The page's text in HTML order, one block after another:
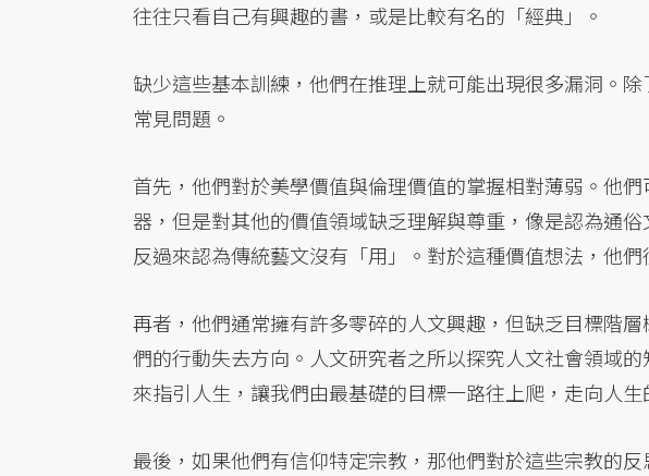
往往只看自己有興趣的書，或是比較有名的「經典」。
缺少這些基本訓練，他們在推理上就可能出現很多漏洞。
常見問題。
首先，他們對於美學價值與倫理價值的掌握相對薄弱。他
器，但是對其他的價值領域缺乏理解與尊重，像是認為通
反過來認為傳統藝文沒有「用」。對於這種價值想法，他
再者，他們通常擁有許多零碎的人文興趣，但缺乏目標階
們的行動失去方向。人文研究者之所以探究人文社會領域
來指引人生，讓我們由最基礎的目標一路往上爬，走向人生
最後，如果他們有信仰特定宗教，那他們對於這些宗教的